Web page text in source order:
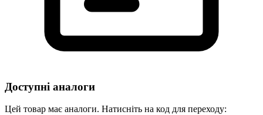
Доступні аналоги
Цей товар має аналоги. Натисніть на код для переходу: